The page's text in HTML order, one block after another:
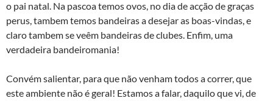
o pai natal. Na pascoa temos ovos, no dia de acção de graças
perus, tambem temos bandeiras a desejar as boas-vindas, e
claro tambem se veêm bandeiras de clubes. Enfim, uma
verdadeira bandeiromania!
Convém salientar, para que não venham todos a correr, que
este ambiente não é geral! Estamos a falar, daquilo que vi, de